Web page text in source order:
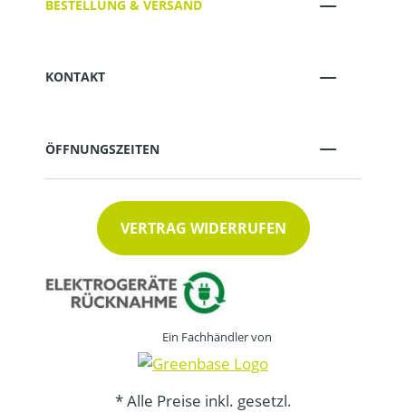
BESTELLUNG & VERSAND
KONTAKT
ÖFFNUNGSZEITEN
VERTRAG WIDERRUFEN
Ein Fachhändler von
* Alle Preise inkl. gesetzl.